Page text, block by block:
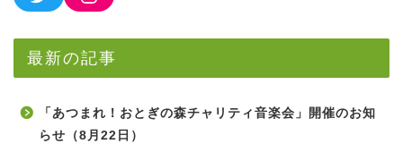
最新の記事
「あつまれ！おとぎの森チャリティ音楽会」開催のお知
らせ（8月22日）